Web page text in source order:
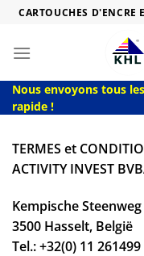
Passer
contenu
CARTOUCHES D'ENCRE
Nous envoyons tous
rapide !
TERMES et
ACTIVITY INVEST
Kempische
3500 Hasselt, België
Tel.: +32(0) 11 261499